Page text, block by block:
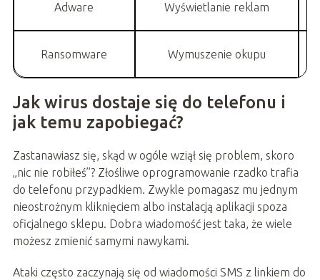
Adware Wyświetlanie reklam
Ransomware Wymuszenie okupu
Jak wirus dostaje się do telefonu i
jak temu zapobiegać?
Zastanawiasz się, skąd w ogóle wziął się problem, skoro
„nic nie robiłeś”? Złośliwe oprogramowanie rzadko trafia
do telefonu przypadkiem. Zwykle pomagasz mu jednym
nieostrożnym kliknięciem albo instalacją aplikacji spoza
oficjalnego sklepu. Dobra wiadomość jest taka, że wiele
możesz zmienić samymi nawykami.
Ataki często zaczynają się od wiadomości SMS z linkiem do